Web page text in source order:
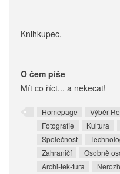
Knihkupec.
O čem píše
Mít co říct... a nekecat!
Homepage Výběr
Fotografie
Kultura
Společnost
Zahraničí
Osobně
Archi-tek-tura